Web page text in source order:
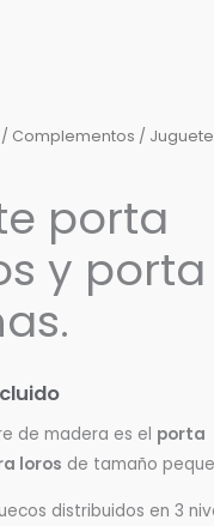
/ Complementos /
porta
y porta
de madera es el porta
loros de tamaño
distribuidos en 3